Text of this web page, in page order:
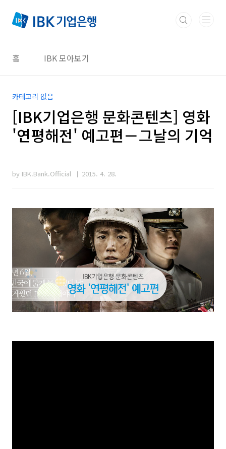
홈 IBK 모아보기
카테고리 없음
[IBK기업은행 문화콘텐츠] 영화
'연평해전' 예고편－그날의 기억
by IBK.Bank.Official 2015. 4. 28.